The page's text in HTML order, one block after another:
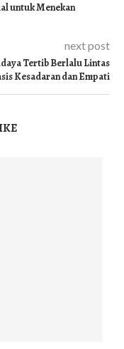
untuk Menekan
next post
Tertib Berlalu Lintas
Kesadaran dan Empati